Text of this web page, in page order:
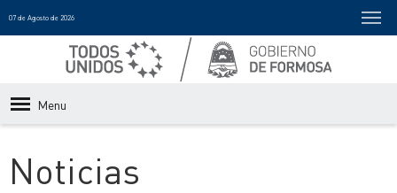
07 de Agosto de 2026
Menu
Noticias